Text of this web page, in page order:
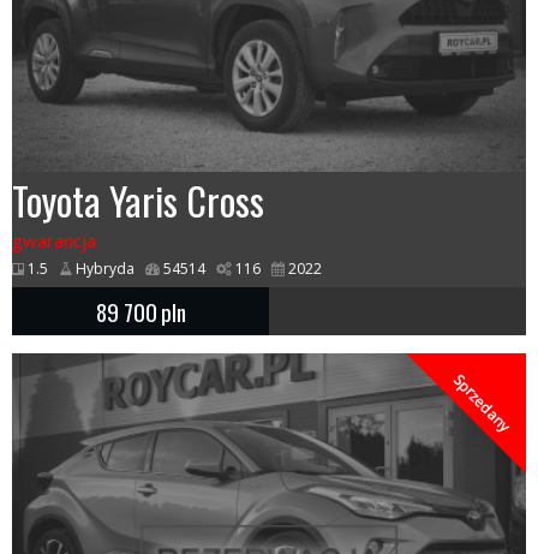
Toyota Yaris Cross
gwarancja
1.5 Hybryda 54514 116 2022
89 700pln
Sprzedany